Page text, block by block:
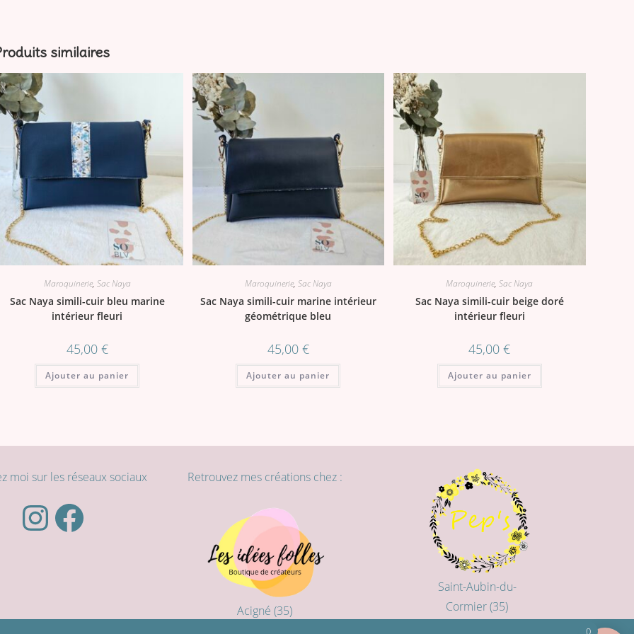
similaires
Maroquinerie, Sac Naya
Sac Naya simili-cuir bleu marine
intérieur fleuri
45,00 €
Ajouter au panier
Maroquinerie, Sac Naya
Sac Naya simili-cuir marine intérieur
géométrique bleu
45,00 €
Ajouter au panier
Maroquinerie,Sac Naya
Sac Naya simili-cuir beige doré
intérieur fleuri
45,00€
Ajouter au panier
moi sur les réseaux sociaux
InstagramFacebook
Retrouvez mes créations chez :
Acigné (35)
Saint-Aubin-du-
Cormier (35)
0